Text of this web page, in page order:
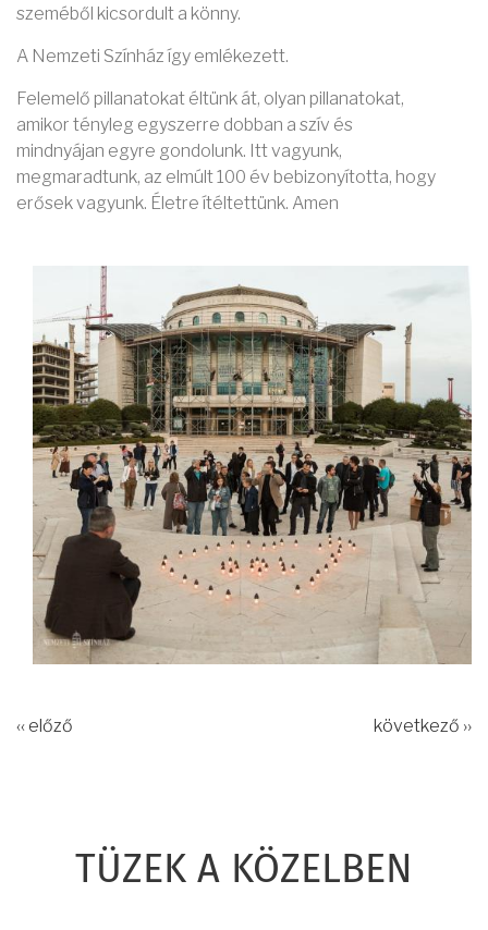
szeméből kicsordult a könny.
A Nemzeti Színház így emlékezett.
Felemelő pillanatokat éltünk át, olyan pillanatokat,
amikor tényleg egyszerre dobban a szív és
mindnyájan egyre gondolunk. Itt vagyunk,
megmaradtunk, az elmúlt 100 év bebizonyította, hogy
erősek vagyunk. Életre ítéltettünk. Amen
‹‹ előző következő ››
TÜZEK A KÖZELBEN